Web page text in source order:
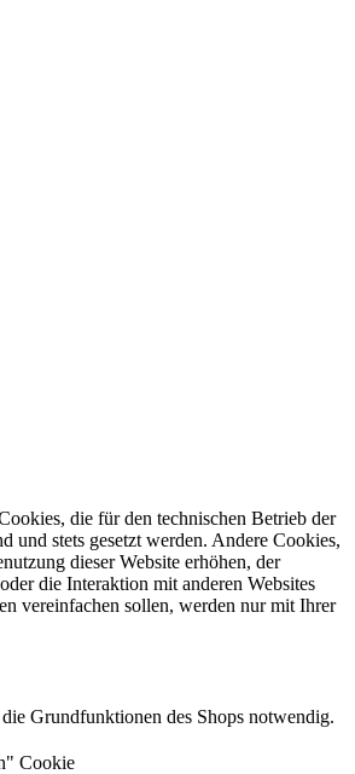
die für den technischen Betrieb der
und stets gesetzt werden. Andere Cookies,
dieser Website erhöhen, der
die Interaktion mit anderen Websites
vereinfachen sollen, werden nur mit Ihrer
Grundfunktionen des Shops notwendig.
Cookie